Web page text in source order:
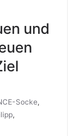
und
Socke,
,